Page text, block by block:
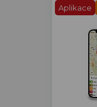
Aplikace